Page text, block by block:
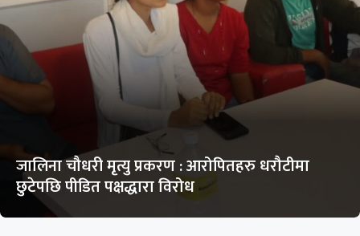
जालिना चौधरी मृत्यु प्रकरण : आरोपितहरु धरौटीमा
छुटेपछि पीडित पक्षद्धारा विरोध